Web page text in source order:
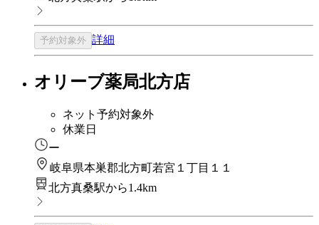
予約対象外 詳細
オリーブ薬局北方店
ネット予約対象外
休業日
ー
岐阜県本巣郡北方町若宮１丁目１１
北方真桑駅から1.4km